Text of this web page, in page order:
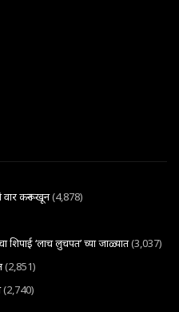
वार करून खून(4,878)
शिपाई ‘लाच लुचपत’ च्या जाळ्यात(3,037)
(2,851)
(2,740)